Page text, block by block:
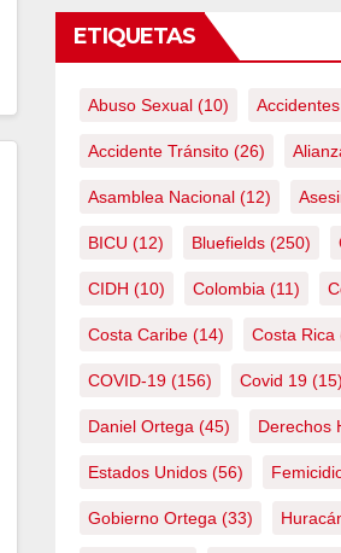
ETIQUETAS
Abuso Sexual (10) Accidentes
Accidente Tránsito (26)
Asamblea Nacional (12)
BICU (12) Bluefields (250)
CIDH (10) Colombia (11)
Costa Caribe (14) Costa Rica
COVID-19 (156) Covid 19 (15)
Daniel Ortega (45) Derechos
Estados Unidos (56)
Gobierno Ortega (33)